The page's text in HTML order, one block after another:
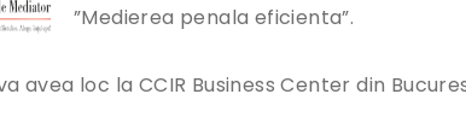
”Medierea penala eficienta”.
avea loc la CCIR Business Center din